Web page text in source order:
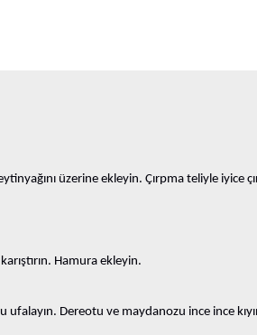
üzerine ekleyin. Çırpma teliyle iyice
Hamura ekleyin.
Dereotu ve maydanozu ince ince